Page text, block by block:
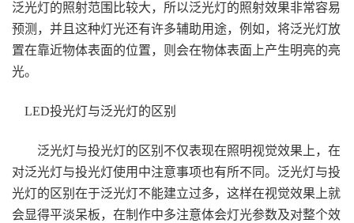
泛光灯的照射范围比较大，所以泛光灯的照射效果非常容易
预测，并且这种灯光还有许多辅助用途，例如，将泛光灯放
置在靠近物体表面的位置，则会在物体表面上产生明亮的亮
光。
LED投光灯与泛光灯的区别
泛光灯与投光灯的区别不仅表现在照明视觉效果上，在
对泛光灯与投光灯使用中注意事项也有所不同。泛光灯与投
光灯的区别在于泛光灯不能建立过多，这样在视觉效果上就
会显得平淡呆板，在制作中多注意体会灯光参数及对整个效